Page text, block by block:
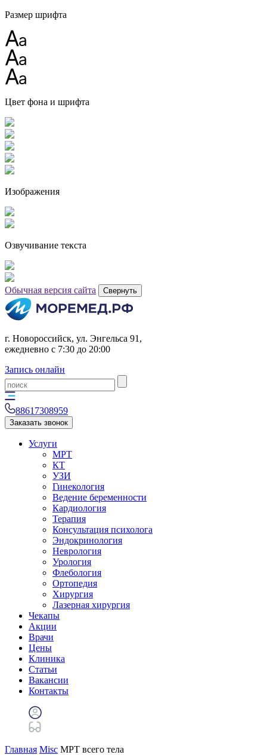
Размер шрифта
Цвет фона и шрифта
Изображения
Озвучивание текста
Обычная версия сайта Свернуть
г. Новороссийск, ул. Энгельса 91,
ежедневно с 7:30 до 20:00
Запись онлайн
88617308959
Заказать звонок
Услуги
МРТ
КТ
УЗИ
Гинекология
Ведение беременности
Кардиология
Терапия
Консультация психолога
Эндокринология
Неврология
Урология
Флебология
Ортопедия
Хирургия
Лазерная хирургия
Чекапы
Акции
Врачи
Цены
Клиника
Статьи
Вакансии
Контакты
Главная Misc МРТ всего тела